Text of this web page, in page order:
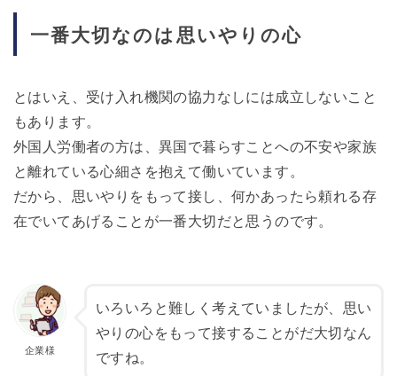
一番大切なのは思いやりの心
とはいえ、受け入れ機関の協力なしには成立しないこと
もあります。
外国人労働者の方は、異国で暮らすことへの不安や家族
と離れている心細さを抱えて働いています。
だから、思いやりをもって接し、何かあったら頼れる存
在でいてあげることが一番大切だと思うのです。
いろいろと難しく考えていましたが、思い
やりの心をもって接することがだ大切なん
ですね。